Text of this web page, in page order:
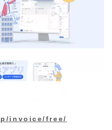
invoice/free/